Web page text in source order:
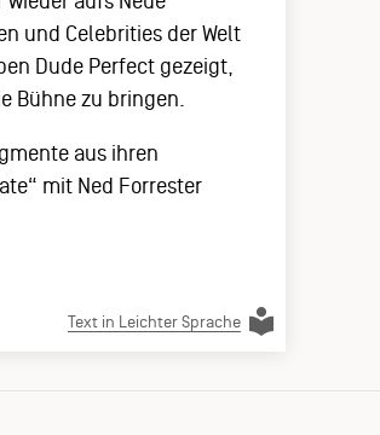
und Celebrities der Welt
Dude Perfect gezeigt,
Bühne zu bringen.
aus ihren
mit Ned Forrester
Text in Leichter Sprache